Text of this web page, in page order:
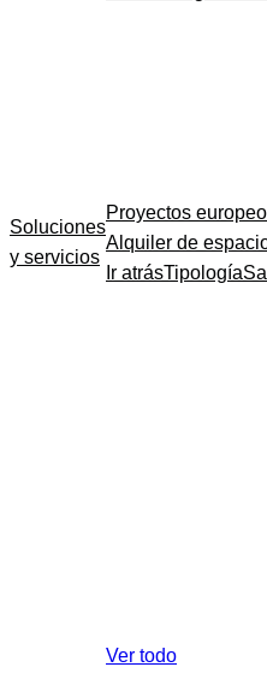
Soluciones
y servicios
Proyectos
Alquiler de
Ir atrásTipología
Ver todo